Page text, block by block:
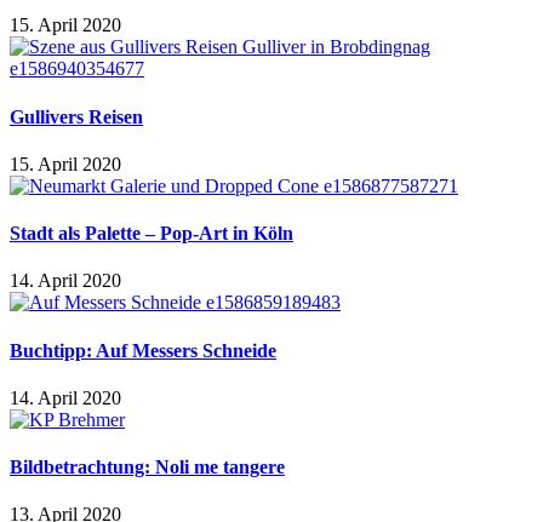
15. April 2020
Gullivers Reisen
15. April 2020
Stadt als Palette – Pop-Art in Köln
14. April 2020
Buchtipp: Auf Messers Schneide
14. April 2020
Bildbetrachtung: Noli me tangere
13. April 2020